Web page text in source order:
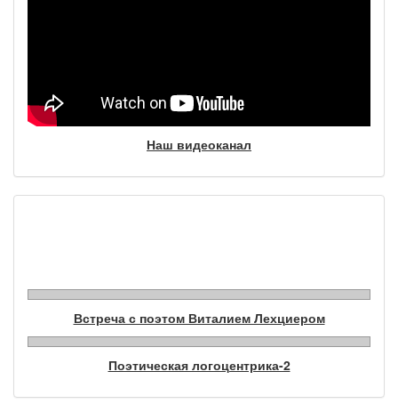
Наш видеоканал
Встреча с поэтом Виталием Лехциером
Поэтическая логоцентрика-2